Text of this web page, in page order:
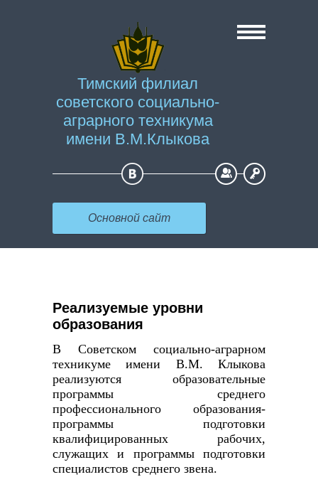
Тимский филиал
советского социально-
аграрного техникума
имени В.М.Клыкова
Регистрация
Основной сайт
Реализуемые уровни
образования
В Советском социально-аграрном
техникуме имени В.М. Клыкова
реализуются образовательные
программы среднего
профессионального образования-
программы подготовки
квалифицированных рабочих,
служащих и программы подготовки
специалистов среднего звена.